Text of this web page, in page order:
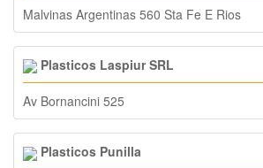
Malvinas Argentinas 560 Sta Fe E Rios
Plasticos Laspiur SRL
Av Bornancini 525
Plasticos Punilla